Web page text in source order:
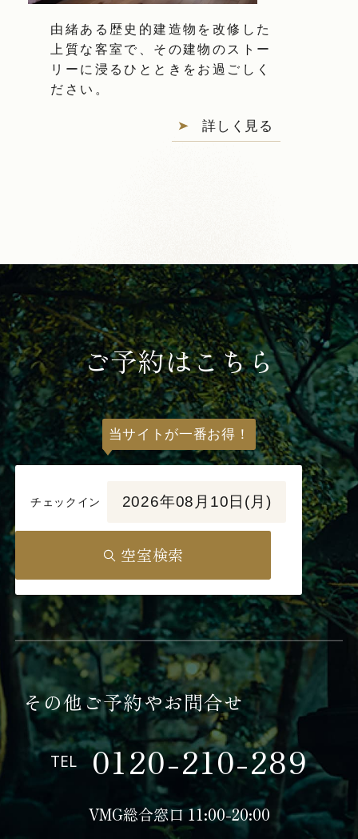
由緒ある歴史的建造物を改修した
上質な客室で、その建物のストー
リーに浸るひとときをお過ごしく
ださい。
詳しく見る
ご予約はこちら
当サイトが一番お得！
チェックイン 2026年08月10日(月)
空室検索
その他ご予約やお問合せ
TEL 0120-210-289
VMG総合窓口 11:00-20:00